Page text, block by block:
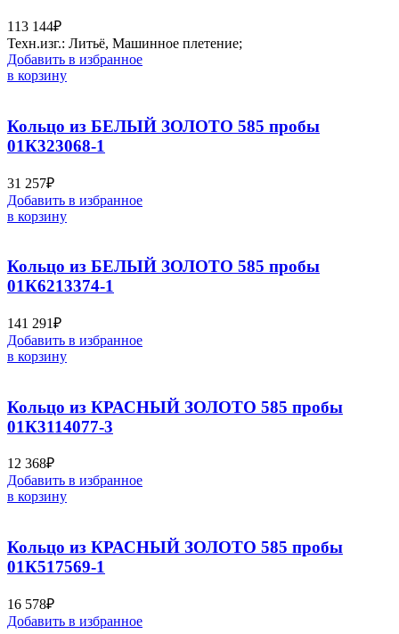
113 144₽
Техн.изг.: Литьё, Машинное плетение;
Добавить в избранное
в корзину
Кольцо из БЕЛЫЙ ЗОЛОТО 585 пробы
01К323068-1
31 257₽
Добавить в избранное
в корзину
Кольцо из БЕЛЫЙ ЗОЛОТО 585 пробы
01К6213374-1
141 291₽
Добавить в избранное
в корзину
Кольцо из КРАСНЫЙ ЗОЛОТО 585 пробы
01К3114077-3
12 368₽
Добавить в избранное
в корзину
Кольцо из КРАСНЫЙ ЗОЛОТО 585 пробы
01К517569-1
16 578₽
Добавить в избранное